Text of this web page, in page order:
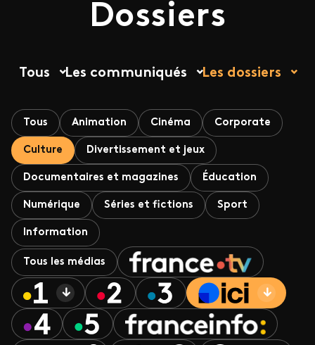
Dossiers
Tous Les communiqués Les dossiers
Tous Animation Cinéma Corporate
Culture Divertissement et jeux
Documentaires et magazines Éducation
Numérique Séries et fictions Sport
Information
Tous les médias